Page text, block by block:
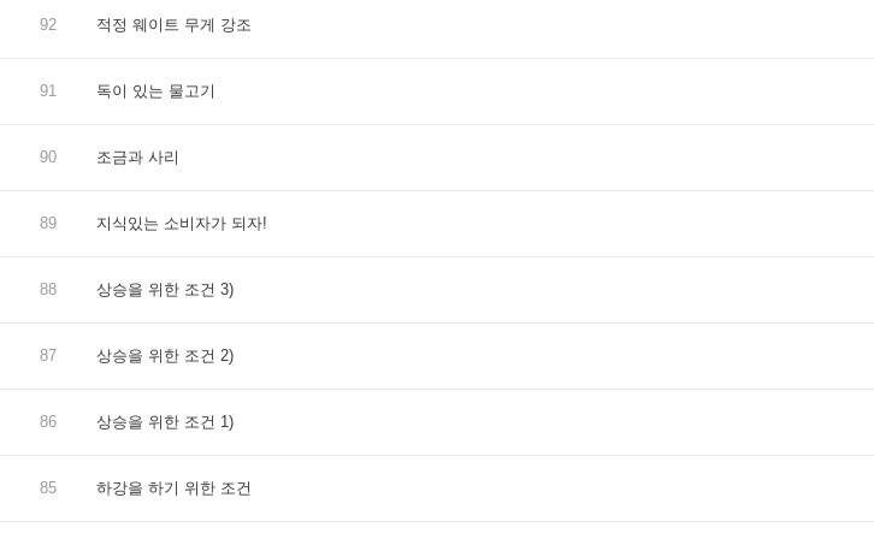
92 적정 웨이트 무게 강조
91 독이 있는 물고기
90 조금과 사리
89 지식있는 소비자가 되자!
88 상승을 위한 조건 3)
87 상승을 위한 조건 2)
86 상승을 위한 조건 1)
85 하강을 하기 위한 조건